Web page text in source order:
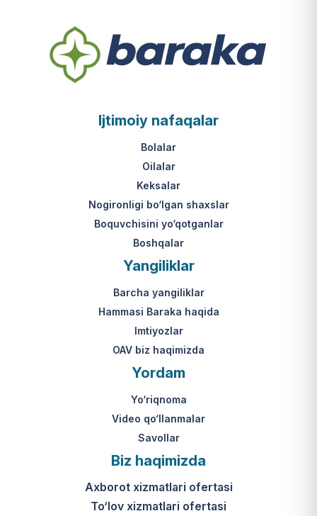
Ijtimoiy nafaqalar
Bolalar
Oilalar
Keksalar
Nogironligi bo‘lgan shaxslar
Boquvchisini yo‘qotganlar
Boshqalar
Yangiliklar
Barcha yangiliklar
Hammasi Baraka haqida
Imtiyozlar
OAV biz haqimizda
Yordam
Yo‘riqnoma
Video qo‘llanmalar
Savollar
Biz haqimizda
Axborot xizmatlari ofertasi
To‘lov xizmatlari ofertasi